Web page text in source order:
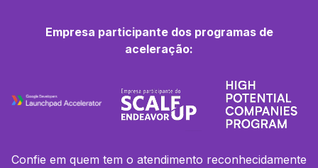
Empresa participante dos programas de
aceleração:
Confie em quem tem o atendimento reconhecidamente